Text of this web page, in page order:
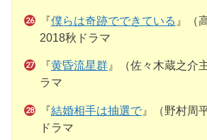
『僕らは奇跡でできている 』（
2018秋ドラマ
『黄昏流星群』（佐々木蔵之介
ラマ
『結婚相手は抽選で』（野村周
ドラマ